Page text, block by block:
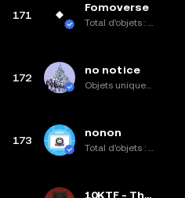
171
Fomoverse
Total d’objets : 1,3K
172
no notice
Objets uniques : 23
173
nonon
Total d’objets : 5K
10KTF - The